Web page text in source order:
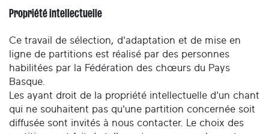
Propriété intellectuelle
Ce travail de sélection, d'adaptation et de mise en
ligne de partitions est réalisé par des personnes
habilitées par la Fédération des chœurs du Pays
Basque.
Les ayant droit de la propriété intellectuelle d'un chant
qui ne souhaitent pas qu'une partition concernée soit
diffusée sont invités à nous contacter. Le choix des